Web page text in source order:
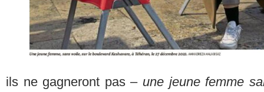
ils ne gagneront pas – une jeune femme